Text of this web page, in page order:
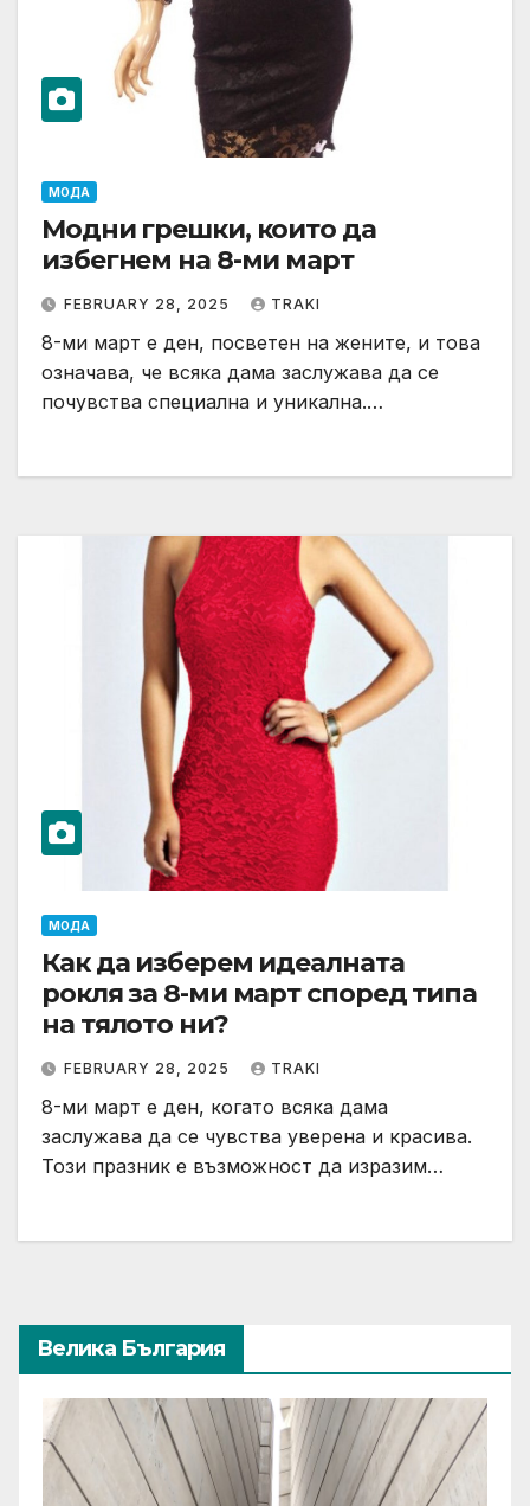
МОДА
Модни грешки, които да
избегнем на 8-ми март
FEBRUARY 28, 2025 TRAKI
8-ми март е ден, посветен на жените, и това
означава, че всяка дама заслужава да се
почувства специална и уникална.…
МОДА
Как да изберем идеалната
рокля за 8-ми март според типа
на тялото ни?
FEBRUARY 28, 2025 TRAKI
8-ми март е ден, когато всяка дама
заслужава да се чувства уверена и красива.
Този празник е възможност да изразим…
Велика България